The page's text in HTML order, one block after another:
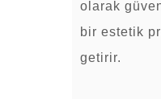
olarak
bir estetik
getirir.